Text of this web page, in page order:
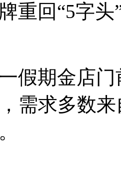
回“5字头
期金店门
需求多数